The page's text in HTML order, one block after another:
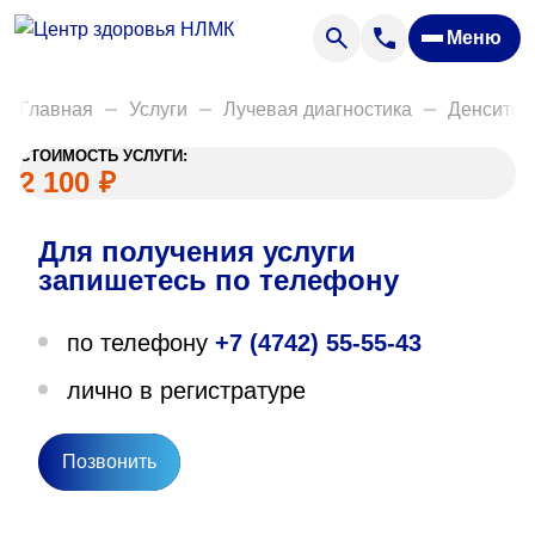
Меню
Анализы
Акции
Пациентам
Вакансии
О нас
Направления деятельности
Главная Услуги Лучевая диагностика
СТОИМОСТЬ УСЛУГИ:
2 100 ₽
Для получения услуги
запишетесь по телефону
по телефону +7 (4742) 55-55-43
лично в регистратуре
Позвонить